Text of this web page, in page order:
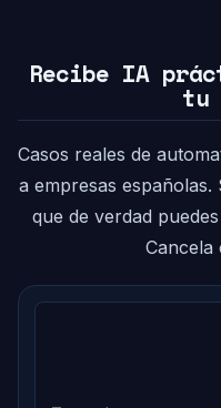
Recibe IA
tu
Casos reales de
a empresas
que de verdad
Cancela